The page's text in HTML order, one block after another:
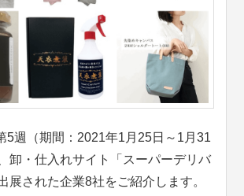
5週（期間：2021年1月25日～1月31
卸・仕入れサイト「スーパーデリバ
展された企業8社をご紹介します。